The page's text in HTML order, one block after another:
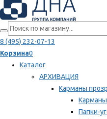
8 (495) 232-07-13
Корзина0
Каталог
АРХИВАЦИЯ
Карманы
Папки-